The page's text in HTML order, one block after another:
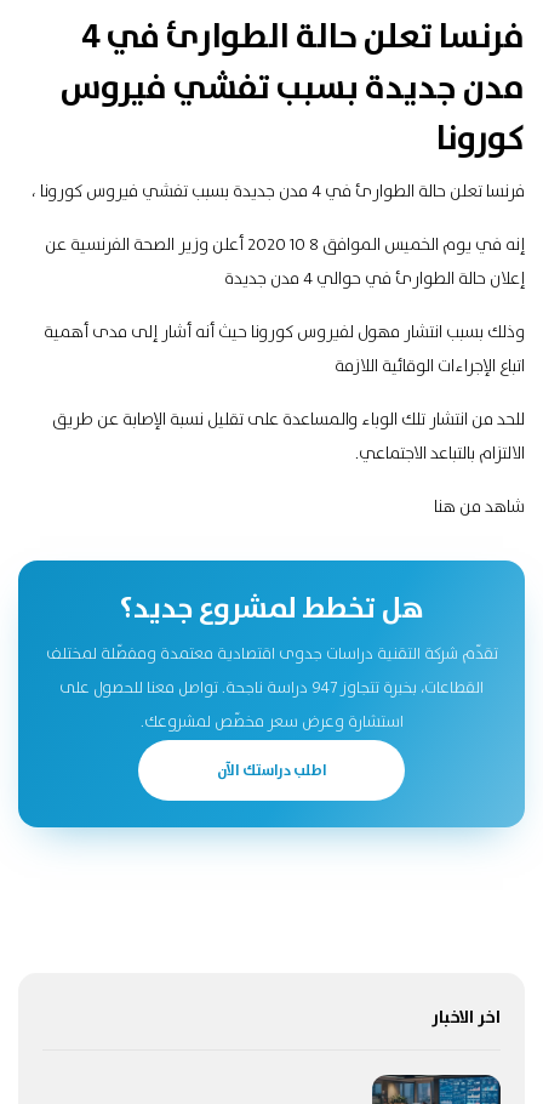
فرنسا تعلن حالة الطوارئ في 4
مدن جديدة بسبب تفشي فيروس
كورونا
فرنسا تعلن حالة الطوارئ في 4 مدن جديدة بسبب تفشي فيروس كورونا ،
إنه في يوم الخميس الموافق 8 10 2020 أعلن وزير الصحة الفرنسية عن
إعلان حالة الطوارئ في حوالي 4 مدن جديدة
وذلك بسبب انتشار مهول لفيروس كورونا حيث أنه أشار إلى مدى أهمية
اتباع الإجراءات الوقائية اللازمة
للحد من انتشار تلك الوباء والمساعدة على تقليل نسبة الإصابة عن طريق
الالتزام بالتباعد الاجتماعي.
شاهدمن هنا
هل تخطط لمشروع جديد؟
تقدّم شركة التقنية دراسات جدوى اقتصادية معتمدة ومفصّلة لمختلف
القطاعات، بخبرة تتجاوز 947 دراسة ناجحة. تواصل معنا للحصول على
استشارة وعرض سعر مخصّص لمشروعك.
اطلب دراستك الآن
اخر الاخبار